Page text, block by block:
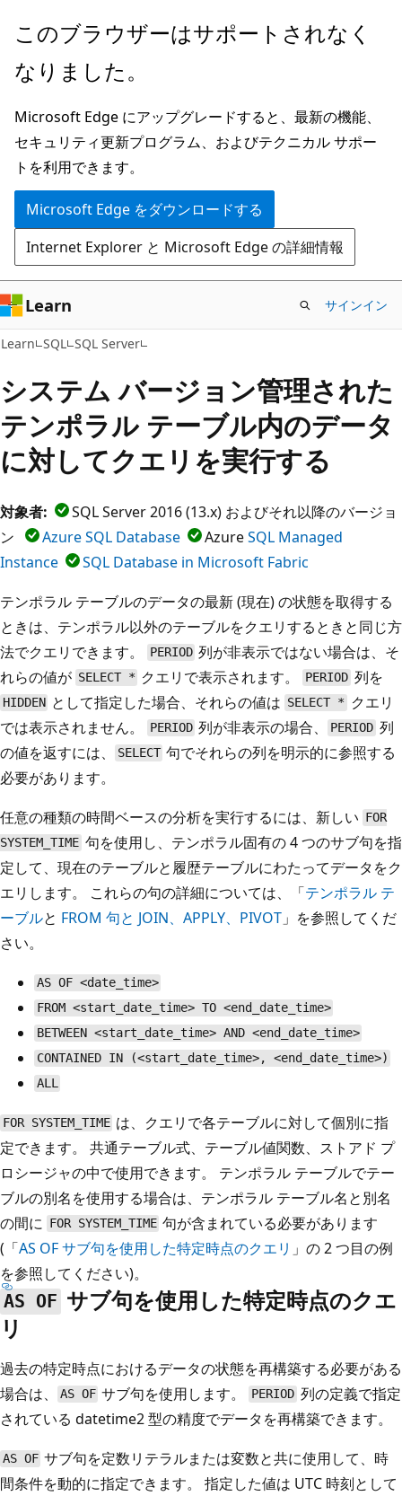
メ
ン
ン
テ
ン
ツ
に
ス
キ
ッ
プ
このブラウザーはサポートされなく
なりました。
Microsoft Edge にアップグレードすると、最新の機能、
セキュリティ更新プログラム、およびテクニカル サポー
トを利用できます。
Microsoft Edge をダウンロードする
Internet Explorer と Microsoft Edge の詳細情報
Learn サインイン
Learn SQL SQL Server
システム バージョン管理された
テンポラル テーブル内のデータ
に対してクエリを実行する
対象者:
SQL Server 2016 (13.x) およびそれ以降のバージョ
ン
Azure SQL Database AzureSQL Managed
Instance
SQL Database in Microsoft Fabric
テンポラル テーブルのデータの最新 (現在) の状態を取得する
ときは、テンポラル以外のテーブルをクエリするときと同じ方
法でクエリできます。
PERIOD 列が非表示ではない場合は、そ
れらの値が SELECT * クエリで表示されます。 PERIOD 列を
HIDDEN として指定した場合、それらの値は SELECT *
クエリ
では表示されません。
PERIOD 列が非表示の場合、 PERIOD 列
の値を返すには、
SELECT 句でそれらの列を明示的に参照する
必要があります。
任意の種類の時間ベースの分析を実行するには、新しい FOR
SYSTEM_TIME 句を使用し、テンポラル固有の 4 つのサブ句を指
定して、現在のテーブルと履歴テーブルにわたってデータをク
エリします。 これらの句の詳細については、「テンポラル テ
ーブルと FROM 句と JOIN、APPLY、PIVOT 」を参照してくだ
さい。
AS OF <date_time>
FROM <start_date_time> TO <end_date_time>
BETWEEN <start_date_time> AND <end_date_time>
CONTAINED IN (<start_date_time>, <end_date_time>)
ALL
FOR SYSTEM_TIME は、クエリで各テーブルに対して個別に指
定できます。 共通テーブル式、テーブル値関数、ストアド プ
ロシージャの中で使用できます。 テンポラル テーブルでテー
ブルの別名を使用する場合は、テンポラル テーブル名と別名
の間に FOR SYSTEM_TIME 句が含まれている必要があります
(「AS OFサブ句を使用した特定時点のクエリ 」の 2 つ目の例
を参照してください)。
AS OF サブ句を使用した特定時点のクエ
リ
過去の特定時点におけるデータの状態を再構築する必要がある
場合は、
AS OF サブ句を使用します。 PERIOD 列の定義で指定
されている datetime2 型の精度でデータを再構築できます。
AS OF サブ句を定数リテラルまたは変数と共に使用して、時
間条件を動的に指定できます。 指定した値は UTC 時刻として